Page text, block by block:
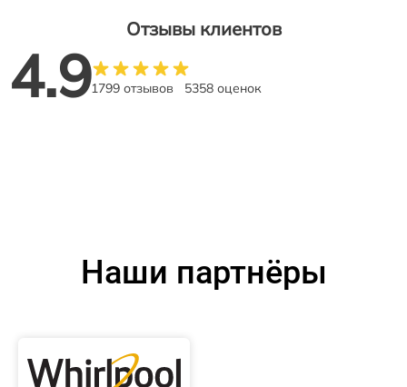
Отзывы клиентов
4.91799 отзывов 5358 оценок
Наши партнёры